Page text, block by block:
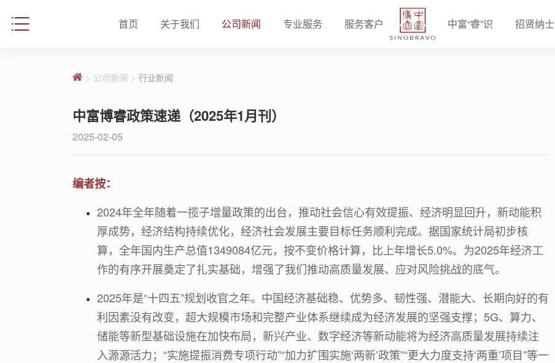
首页 关于我们 公司新闻 专业服务 服务客户 中富“睿”识 招贤纳士
> 公司新闻 > 行业新闻
中富博睿政策速递（2025年1月刊）
2025-02-05
编者按：
2024年全年随着一揽子增量政策的出台，推动社会信心有效提振、经济明显回升，新动能积
厚成势，经济结构持续优化，经济社会发展主要目标任务顺利完成。据国家统计局初步核
算，全年国内生产总值1349084亿元，按不变价格计算，比上年增长5.0%。为2025年经济工
作的有序开展奠定了扎实基础，增强了我们推动高质量发展、应对风险挑战的底气。
2025年是“十四五”规划收官之年。中国经济基础稳、优势多、韧性强、潜能大、长期向好的有
利因素没有改变，超大规模市场和完整产业体系继续成为经济发展的坚强支撑；5G、算力、
储能等新型基础设施在加快布局，新兴产业、数字经济等新动能将为经济高质量发展持续注
入源源活力；“实施提振消费专项行动”“加力扩围实施‘两新’政策”“更大力度支持‘两重’项目”等一